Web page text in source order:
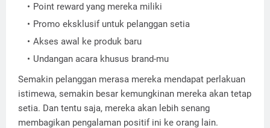
Point reward yang mereka miliki
Promo eksklusif untuk pelanggan setia
Akses awal ke produk baru
Undangan acara khusus brand-mu
Semakin pelanggan merasa mereka mendapat perlakuan
istimewa, semakin besar kemungkinan mereka akan tetap
setia. Dan tentu saja, mereka akan lebih senang
membagikan pengalaman positif ini ke orang lain.